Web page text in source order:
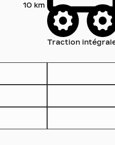
10 km
Traction